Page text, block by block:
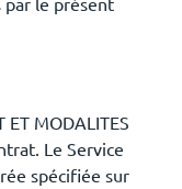
ET MODALITES
Le Service
spécifiée sur